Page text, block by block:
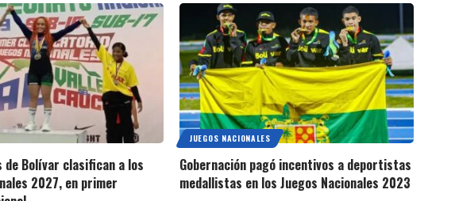
de Bolívar clasifican a los
2027, en primer
JUEGOS NACIONALES
Gobernación pagó incentivos a deportistas
medallistas en los Juegos Nacionales 2023